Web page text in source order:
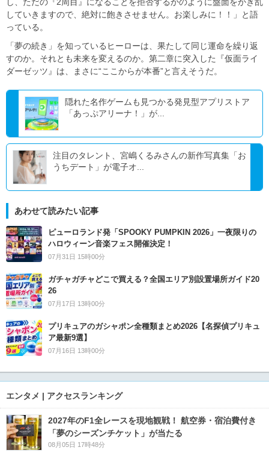
していきますので、絶対に飽きさせません。お楽しみに！！」と語
っている。
「夢の続き」を知っているヒーローは、果たして同じ運命を繰り返
すのか。それとも未来を変えるのか。第二章に突入した『仮面ライ
ダーゼッツ』は、まさに“ここからが本番”と言えそうだ。
隠れた名作ゲームも見つかる発⾒型アプリストア
「あっぷアリーナ！」が...
注目のタレント、宮嶋くるみさんの新作写真集「お
うちデート」が電子オ...
あわせて読みたい記事
ピューロランド発「SPOOKY PUMPKIN 2026」一夜限りの
ハロウィーン音楽フェス開催決定！
07月31日 15時00分
ガチャガチャどこで買える？全国エリア別設置場所ガイド20
26
07月17日 13時00分
プリキュアのガシャポン全種類まとめ2026【名探偵プリキュ
ア最新9選】
07月16日 13時00分
エンタメ | アクセスランキング
2027年のF1全レースを現地観戦！ 航空券・宿泊費付き
「夢のシーズンチケット」が当たる
08月05日 17時48分